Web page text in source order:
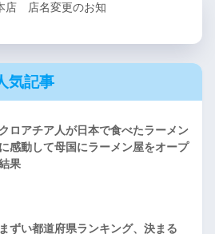
店 店名変更のお知
気記事
クロアチア人が日本で食べたラーメン
感動して母国にラーメン屋をオープ
果
ずい都道府県ランキング、決まる